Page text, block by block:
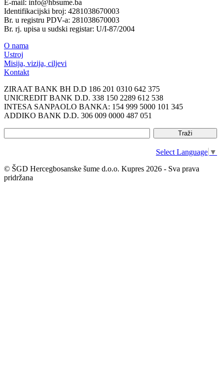
E-mail: info@hbsume.ba
Identifikacijski broj: 4281038670003
Br. u registru PDV-a: 281038670003
Br. rj. upisa u sudski registar: U/I-87/2004
O nama
Ustroj
Misija, vizija, ciljevi
Kontakt
ZIRAAT BANK BH D.D 186 201 0310 642 375
UNICREDIT BANK D.D. 338 150 2289 612 538
INTESA SANPAOLO BANKA: 154 999 5000 101 345
ADDIKO BANK D.D. 306 009 0000 487 051
Select Language ▼
© ŠGD Hercegbosanske šume d.o.o. Kupres 2026 - Sva prava
pridržana